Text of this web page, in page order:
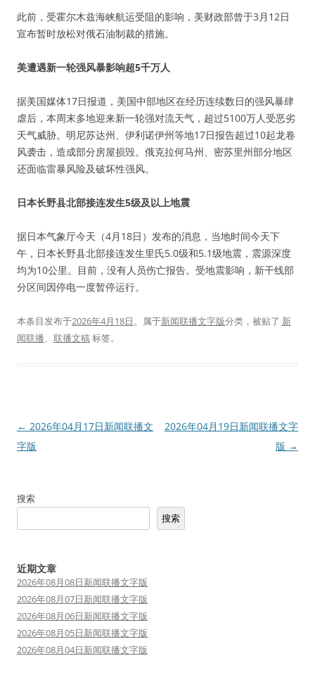
此前，受霍尔木兹海峡航运受阻的影响，美财政部曾于3月12日
宣布暂时放松对俄石油制裁的措施。
美遭遇新一轮强风暴影响超5千万人
据美国媒体17日报道，美国中部地区在经历连续数日的强风暴肆
虐后，本周末多地迎来新一轮强对流天气，超过5100万人受恶劣
天气威胁。明尼苏达州、伊利诺伊州等地17日报告超过10起龙卷
风袭击，造成部分房屋损毁。俄克拉何马州、密苏里州部分地区
还面临雷暴风险及破坏性强风。
日本长野县北部接连发生5级及以上地震
据日本气象厅今天（4月18日）发布的消息，当地时间今天下
午，日本长野县北部接连发生里氏5.0级和5.1级地震，震源深度
均为10公里。目前，没有人员伤亡报告。受地震影响，新干线部
分区间因停电一度暂停运行。
本条目发布于2026年4月18日。属于新闻联播文字版分类，被贴了 新
闻联播、 联播文稿标签。
文
章
← 2026年04月17日新闻联播文
字版
2026年04月19日新闻联播文字
版 →
搜索
搜索
近期文章
2026年08月08日新闻联播文字版
2026年08月07日新闻联播文字版
2026年08月06日新闻联播文字版
2026年08月05日新闻联播文字版
2026年08月04日新闻联播文字版